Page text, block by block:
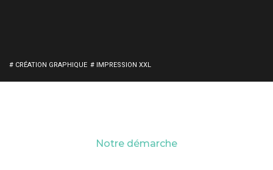
# CRÉATION GRAPHIQUE # IMPRESSION XXL
Notre démarche